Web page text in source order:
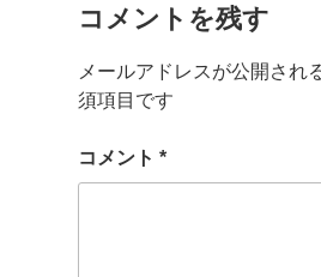
コメントを残す
メールアドレスが公開され
須項目です
コメント *